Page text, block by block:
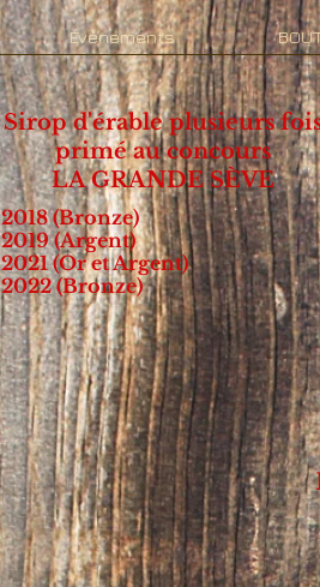
Événements
Sirop d'érable plusieurs
priméau concours
LA GRANDE SÈVE
2018 (Bronze)
2019 (Argent)
2021 (Or et Argent)
2022 (Bronze)